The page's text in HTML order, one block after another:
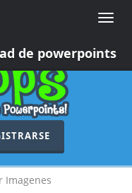
Toggle
de powerpoints
Imagenes